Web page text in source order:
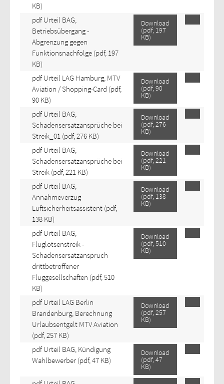
KB)
pdf Urteil BAG,
Betriebsübergang -
Abgrenzung gegen
Funktionsnachfolge (pdf, 197
KB)
Download
(pdf, 197
KB)
pdf Urteil LAG Hamburg, MTV
Aviation / Shopping-Card (pdf,
90 KB)
Download
(pdf, 90
KB)
pdf Urteil BAG,
Schadensersatzansprüche bei
Streik_01 (pdf, 276 KB)
Download
(pdf, 276
KB)
pdf Urteil BAG,
Schadensersatzansprüche bei
Streik (pdf, 221 KB)
Download
(pdf, 221
KB)
pdf Urteil BAG,
Annahmeverzug
Luftsicherheitsassistent (pdf,
138 KB)
Download
(pdf, 138
KB)
pdf Urteil BAG,
Fluglotsenstreik -
Schadensersatzanspruch
drittbetroffener
Fluggesellschaften (pdf, 510
KB)
Download
(pdf, 510
KB)
pdf Urteil LAG Berlin
Brandenburg, Berechnung
Urlaubsentgelt MTV Aviation
(pdf, 257 KB)
Download
(pdf, 257
KB)
pdf Urteil BAG, Kündigung
Wahlbewerber (pdf, 47 KB)
Download
(pdf, 47
KB)